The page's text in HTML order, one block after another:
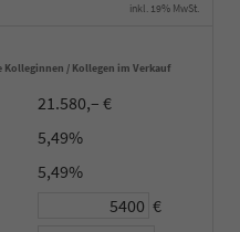
inkl. 19% MwSt.
/ Kollegen im Verkauf
21.580,– €
5,49%
5,49%
€